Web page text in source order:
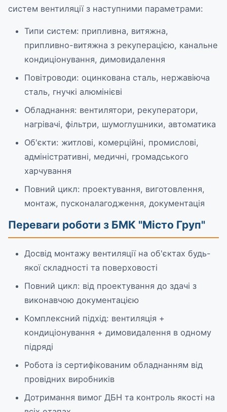
систем вентиляції з наступними параметрами:
Типи систем: припливна, витяжна,
припливно-витяжна з рекуперацією, канальне
кондиціонування, димовидалення
Повітроводи: оцинкована сталь, нержавіюча
сталь, гнучкі алюмінієві
Обладнання: вентилятори, рекуператори,
нагрівачі, фільтри, шумоглушники, автоматика
Об'єкти: житлові, комерційні, промислові,
адміністративні, медичні, громадського
харчування
Повний цикл: проектування, виготовлення,
монтаж, пусконалагодження, документація
Переваги роботи з БМК "Місто Груп"
Досвід монтажу вентиляції на об'єктах будь-
якої складності та поверховості
Повний цикл: від проектування до здачі з
виконавчою документацією
Комплексний підхід: вентиляція +
кондиціонування + димовидалення в одному
підряді
Робота із сертифікованим обладнанням від
провідних виробників
Дотримання вимог ДБН та контроль якості на